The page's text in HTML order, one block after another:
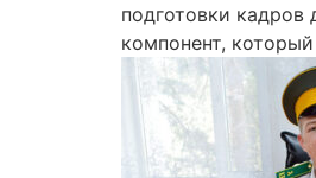
подготовки кадров
компонент,